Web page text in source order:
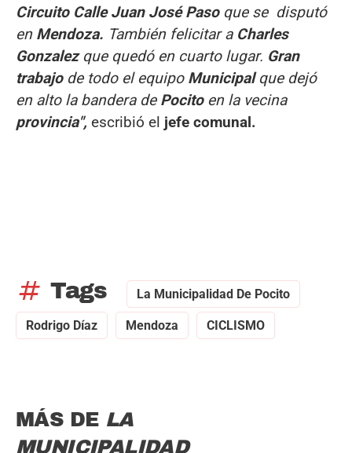
Circuito Calle Juan José Pasoque se disputó
en Mendoza. También felicitar a Charles
Gonzalezque quedó en cuarto lugar. Gran
trabajode todo el equipo Municipalque dejó
en alto la bandera de Pocitoen la vecina
provincia", escribió el jefe comunal.
tag Tags La Municipalidad De Pocito
Rodrigo Díaz Mendoza CICLISMO
MÁS DE LA
MUNICIPALIDAD